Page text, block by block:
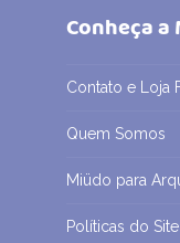
Conheça a
Contato e Loja
Quem Somos
Miüdo para
Políticas do Site